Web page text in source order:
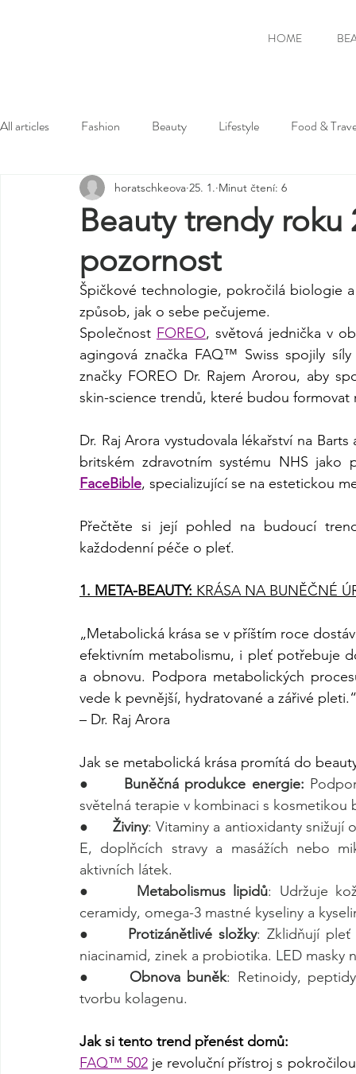
HOME
All articles Fashion Beauty Lifestyle Food &
Beauty trendy roku
pozornost
horatschkeova 25. 1. Minut čtení: 6
Špičkové technologie, pokročilá biologie
způsob, jak o sebe pečujeme.
Společnost FOREO, světová jednička v
agingová značka FAQ™ Swiss spojily
značky FOREO Dr. Rajem Arorou, aby
skin-science trendů, které budou formovat
Dr. Raj Arora vystudovala lékařství na
britském zdravotním systému NHS
FaceBible, specializující se na estetickou
Přečtěte si její pohled na budoucí
každodenní péče o pleť.
1. META-BEAUTY: KRÁSA NA BUNĚČNÉ
„Metabolická krása se v příštím roce
efektivním metabolismu, i pleť potřebuje
a obnovu. Podpora metabolických
vede k pevnější, hydratované a zářivé pleti.“
– Dr. Raj Arora
Jak se metabolická krása promítá do
● Buněčná produkce energie:
světelná terapie v kombinaci s kosmetikou
● Živiny: Vitaminy a antioxidanty snižují
E, doplňcích stravy a masážích nebo
aktivních látek.
●
Metabolismus lipidů: Udržuje
ceramidy, omega-3 mastné kyseliny a
● Protizánětlivé složky: Zklidňují pleť
niacinamid, zinek a probiotika. LED masky
● Obnova buněk: Retinoidy,
tvorbu kolagenu.
Jak si tento trend přenést domů:
FAQ™ 502 je revoluční přístroj s